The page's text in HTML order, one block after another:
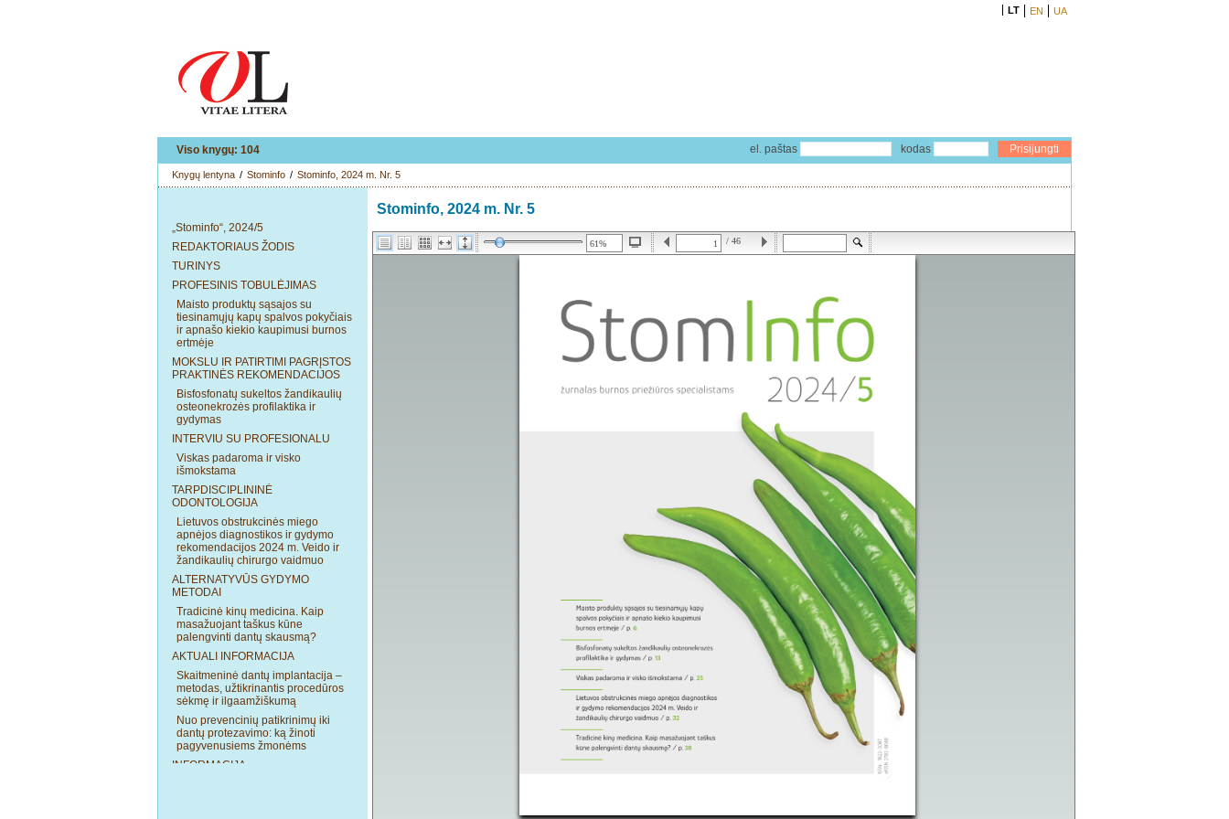
LT EN UA
Viso knygų: 104 el. paštas kodas
Knygų lentyna / Stominfo / Stominfo, 2024 m. Nr. 5
„Stominfo“, 2024/5
REDAKTORIAUS ŽODIS
TURINYS
PROFESINIS TOBULĖJIMAS
Maisto produktų sąsajos su
tiesinamųjų kapų spalvos pokyčiais
ir apnašo kiekio kaupimusi burnos
ertmėje
MOKSLU IR PATIRTIMI PAGRĮSTOS
PRAKTINĖS REKOMENDACIJOS
Bisfosfonatų sukeltos žandikaulių
osteonekrozės profilaktika ir
gydymas
INTERVIU SU PROFESIONALU
Viskas padaroma ir visko
išmokstama
TARPDISCIPLININĖ
ODONTOLOGIJA
Lietuvos obstrukcinės miego
apnėjos diagnostikos ir gydymo
rekomendacijos 2024 m. Veido ir
žandikaulių chirurgo vaidmuo
ALTERNATYVŪS GYDYMO
METODAI
Tradicinė kinų medicina. Kaip
masažuojant taškus kūne
palengvinti dantų skausmą?
AKTUALI INFORMACIJA
Skaitmeninė dantų implantacija –
metodas, užtikrinantis procedūros
sėkmę ir ilgaamžiškumą
Nuo prevencinių patikrinimų iki
dantų protezavimo: ką žinoti
pagyvenusiems žmonėms
INFORMACIJA
Stominfo, 2024 m. Nr. 5
/ 46